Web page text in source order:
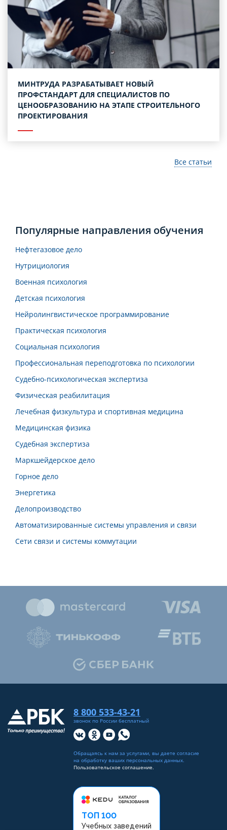
МИНТРУДА РАЗРАБАТЫВАЕТ НОВЫЙ
ПРОФСТАНДАРТ ДЛЯ СПЕЦИАЛИСТОВ ПО
ЦЕНООБРАЗОВАНИЮ НА ЭТАПЕ СТРОИТЕЛЬНОГО
ПРОЕКТИРОВАНИЯ
Все статьи
Популярные направления обучения
Нефтегазовое дело
Нутрициология
Военная психология
Детская психология
Нейролингвистическое программирование
Практическая психология
Социальная психология
Профессиональная переподготовка по психологии
Судебно-психологическая экспертиза
Физическая реабилитация
Лечебная физкультура и спортивная медицина
Медицинская физика
Судебная экспертиза
Маркшейдерское дело
Горное дело
Энергетика
Делопроизводство
Автоматизированные системы управления и связи
Сети связи и системы коммутации
ТОП 100
Учебных заведений
8 800 533-43-21
звонок по России бесплатный
Обращаясь к нам за услугами, вы даете согласие
на обработку ваших персональных данных.
Пользовательское соглашение.